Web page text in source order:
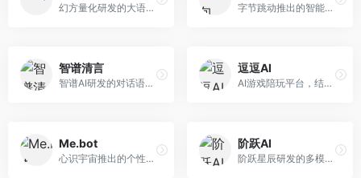
幻方量化研发的大语言模型平台，专注于深度推理和代码生成能力。面向开发者、研究人员和技术爱好者，提供强大的逻辑推理和数学计算功能，开源生态完善，API接口友好。 字节跳动推出的智能对话助手平台，提供文本创作、知识问答、英语学习等多种AI服务。面向普通用户和内容创作者，支持多轮对话和文件解析，免费使用，响应速度快，中文理解能力强。
智谱清言
智谱AI研发的对话语言模型，支持中英双语交互。面向中文用户和开发者，提供知识问答、代码编写、文档解读等服务，开源生态完善，学术研究背景深厚。
逗逗AI
AI游戏陪玩平台，结合游戏理解和自然语言交互技术。面向游戏玩家，提供游戏攻略、陪玩互动、社交聊天等服务，游戏知识丰富，互动体验有趣。
Me.bot
心识宇宙推出的个性化AI伴侣，专注于情感交互和个人助理服务。面向个人用户，支持日程管理、情感陪伴、知识问答等功能，交互体验人性化。
阶跃AI
阶跃星辰研发的多模态大模型平台，支持文本、图像、视频的综合理解与生成。面向创作者和企业客户，提供内容创作、智能分析等服务，多模态能力突出。